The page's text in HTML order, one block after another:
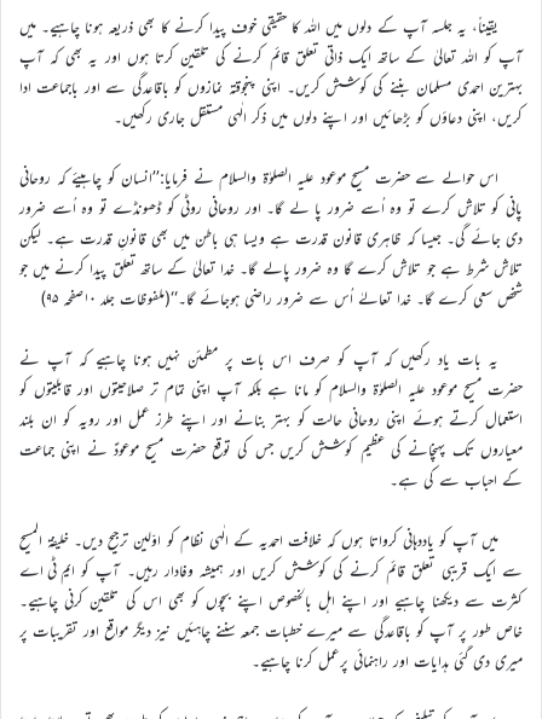
یقیناً، یہ جلسہ آپ کے دلوں میں اللہ کا حقیقی خوف پیدا کرنے کا بھی ذریعہ ہونا چاہيے۔ میں
آپ کو اللہ تعالیٰ کے ساتھ ایک ذاتی تعلق قائم کرنے کی تلقین کرتا ہوں اور یہ بھی کہ آپ
بہترین احمدی مسلمان بننے کی کوشش کریں۔ اپنی پنجوقتہ نمازوں کو باقاعدگی سے اور باجماعت ادا
کریں، اپنی دعاؤں کو بڑھائیں اور اپنے دلوں میں ذکر الٰہی مستقل جاری رکھیں۔
اس حوالے سے حضرت مسیح موعود علیہ الصلوٰۃ والسلام نے فرمایا:’’انسان کو چاہیئے کہ روحانی
پانی کو تلاش کرے تو وہ اُسے ضرور پا لے گا۔ اور روحانی روٹی کو ڈھونڈے تو وہ اُسے ضرور
دی جائے گی۔ جیسا کہ ظاہری قانون قدرت ہے ویسا ہی باطن میں بھی قانونِ قدرت ہے۔ لیکن
تلاش شرط ہے جو تلاش کرے گا وہ ضرور پالے گا۔ خدا تعالیٰ کے ساتھ تعلق پیدا کرنے میں جو
شخص سعی کرے گا۔ خدا تعالےٰ اُس سے ضرور راضی ہوجائے گا۔‘‘(ملفوظات جلد ۱۰صفحہ ۹۵)
یہ بات یاد رکھیں کہ آپ کو صرف اس بات پر مطمئن نہیں ہونا چاہیے کہ آپ نے
حضرت مسیح موعود علیہ الصلوٰۃ والسلام کو مانا ہے بلکہ آپ اپنی تمام تر صلاحیتوں اور قابلیتوں کو
استعمال کرتے ہوئے اپنی روحانی حالت کو بہتر بنانے اور اپنے طرز عمل اور رویہ کو ان بلند
معیاروں تک پہنچانے کی عظیم کوشش کریں جس کی توقع حضرت مسیح موعودؑ نے اپنی جماعت
کے احباب سے کی ہے۔
میں آپ کو یاددہانی کرواتا ہوں کہ خلافت احمدیہ کے الٰہی نظام کو اوّلین ترجیح دیں۔ خلیفۃ المسیح
سے ایک قریبی تعلق قائم کرنے کی کوشش کریں اور ہمیشہ وفادار رہیں۔ آپ کو ایم ٹی اے
کثرت سے دیکھنا چاہیے اور اپنے اہل بالخصوص اپنے بچوں کو بھی اس کی تلقین کرنی چاہیے۔
خاص طور پر آپ کو باقاعدگی سے میرے خطبات جمعہ سننے چاہئیں نیز دیگر مواقع اور تقریبات پر
میری دی گئی ہدایات اور راہنمائی پرعمل کرنا چاہیے۔